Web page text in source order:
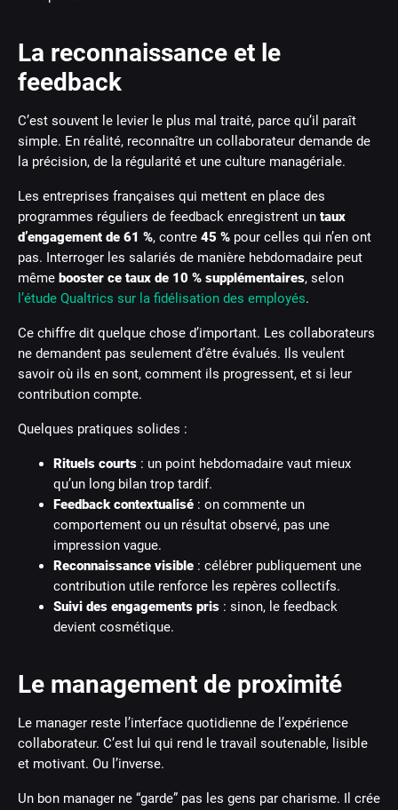
La reconnaissance et le
feedback
C’est souvent le levier le plus mal traité, parce qu’il paraît
simple. En réalité, reconnaître un collaborateur demande de
la précision, de la régularité et une culture managériale.
Les entreprises françaises qui mettent en place des
programmes réguliers de feedback enregistrent un taux
d’engagement de 61 %, contre 45 % pour celles qui n’en ont
pas. Interroger les salariés de manière hebdomadaire peut
même booster ce taux de 10 % supplémentaires, selon
l’étude Qualtrics sur la fidélisation des employés.
Ce chiffre dit quelque chose d’important. Les collaborateurs
ne demandent pas seulement d’être évalués. Ils veulent
savoir où ils en sont, comment ils progressent, et si leur
contribution compte.
Quelques pratiques solides :
Rituels courts : un point hebdomadaire vaut mieux
qu’un long bilan trop tardif.
Feedback contextualisé : on commente un
comportement ou un résultat observé, pas une
impression vague.
Reconnaissance visible : célébrer publiquement une
contribution utile renforce les repères collectifs.
Suivi des engagements pris : sinon, le feedback
devient cosmétique.
Le management de proximité
Le manager reste l’interface quotidienne de l’expérience
collaborateur. C’est lui qui rend le travail soutenable, lisible
et motivant. Ou l’inverse.
Un bon manager ne “garde” pas les gens par charisme. Il crée